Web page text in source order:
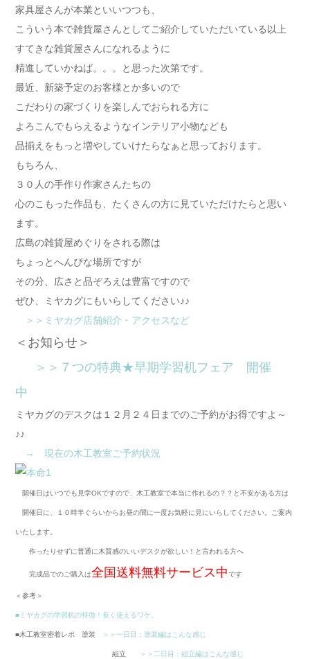
家具屋さんが本業といいつつも、
こういう本で雑貨屋さんとしてご紹介していただいている以上
すてきな雑貨屋さんになれるように
精進していかねば。。。と思った次第です。
最近、新築予定のお客様とか多いので
こだわりの家づくりを楽しんでおられる方に
よろこんでもらえるようなインテリア小物なども
品揃えをもっと増やしていけたらなぁと思っております。
もちろん、
３０人の手作り作家さんたちの
心のこもった作品も、たくさんの方に見ていただけたらと思い
ます。
広島の雑貨屋めぐりをされる際は
ちょっとへんぴな場所ですが
その分、広さと品ぞろえは豊富ですので
ぜひ、ミヤカグにもいらしてください♪♪
＞＞ミヤカグ店舗紹介・アクセスなど
＜お知らせ＞
＞＞７つの特典★早期学習机フェア 開催
中
ミヤカグのデスクは１２月２４日までのご予約がお得ですよ～
♪♪
→ 現在の木工教室ご予約状況
開催日はいつでも見学OKですので、木工教室で本当に作れるの？？と不安がある方は
開催日に、１０時半ぐらいからお昼の間に一度お気軽に見にいらしてください。ご案内
いたします。
作ったりせずに普通に木質感のいいデスクが欲しい！と言われる方へ
完成品でのご購入は全国送料無料サービス中です
＜参考＞
■ミヤカグの学習机の特徴！長く使えるワケ。
■木工教室密着レポ 塗装 ＞＞一日目：塗装編はこんな感じ
組立 ＞＞二日目：組立編はこんな感じ